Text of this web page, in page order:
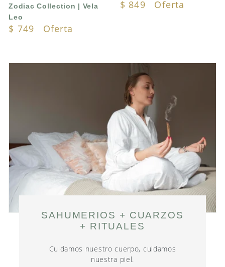
Zodiac Collection | Vela
Leo
Translation
$ 749 Oferta
Translation
$ 849 Oferta
SAHUMERIOS + CUARZOS
+ RITUALES
Cuidamos nuestro cuerpo, cuidamos
nuestra piel.